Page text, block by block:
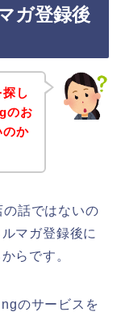
ガ登録後
し
のお
のか
話ではないの
マガ登録後に
らです。
のサービスを